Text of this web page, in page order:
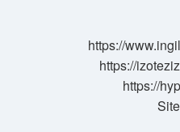
https://
https://
https://